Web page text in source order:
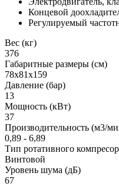
Концевой
Регулируемый
Вес (кг)
376
Габаритные размеры (см)
78х81х159
Давление (бар)
13
Мощность (кВт)
37
Производительность (м3/
0,89 - 6,89
Тип ротативного
Винтовой
Уровень шума (дБ)
67